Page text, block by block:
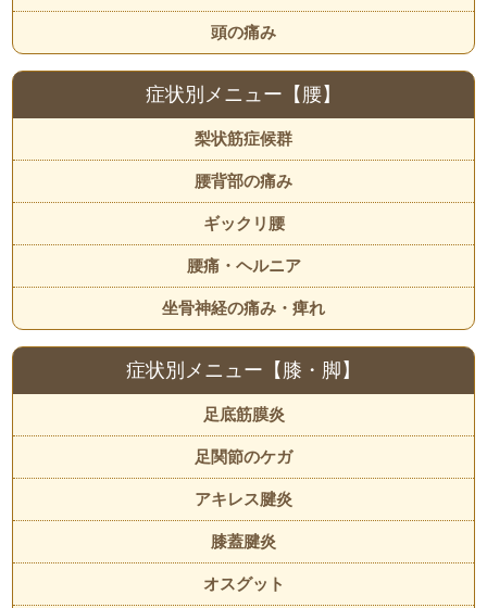
頭の痛み
症状別メニュー【腰】
梨状筋症候群
腰背部の痛み
ギックリ腰
腰痛・ヘルニア
坐骨神経の痛み・痺れ
症状別メニュー【膝・脚】
足底筋膜炎
足関節のケガ
アキレス腱炎
膝蓋腱炎
オスグット